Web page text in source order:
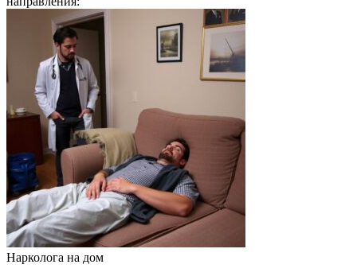
Нарколога на дом